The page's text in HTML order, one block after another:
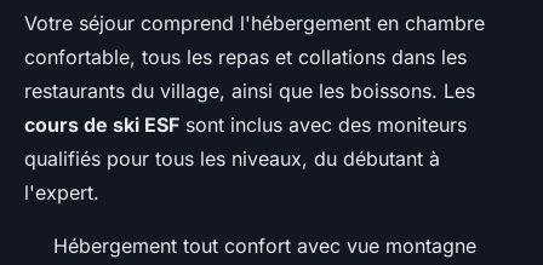
Votre séjour comprend l'hébergement en chambre
confortable, tous les repas et collations dans les
restaurants du village, ainsi que les boissons. Les
cours de ski ESF sont inclus avec des moniteurs
qualifiés pour tous les niveaux, du débutant à
l'expert.
Hébergement tout confort avec vue montagne